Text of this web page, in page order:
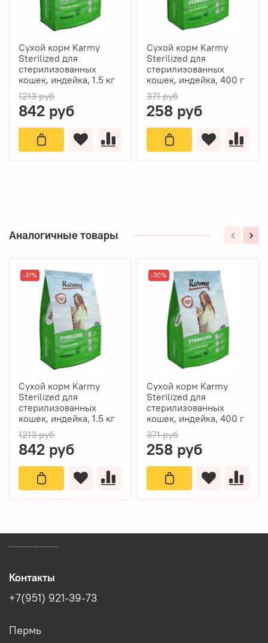
Сухой корм Karmy
Sterilized для
стерилизованных
кошек, индейка, 1.5 кг
1213 руб
842 руб
Сухой корм Karmy
Sterilized для
стерилизованных
кошек, индейка, 400 г
371 руб
258 руб
Аналогичные товары
-31%
Сухой корм Karmy
Sterilized для
стерилизованных
кошек, индейка, 1.5 кг
1213 руб
842 руб
-30%
Сухой корм Karmy
Sterilized для
стерилизованных
кошек, индейка, 400 г
371 руб
258 руб
Контакты
+7(951) 921-39-73
Пермь